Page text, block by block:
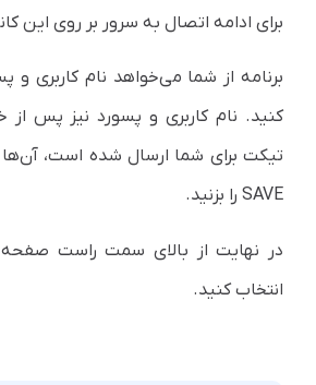
برای ادامه اتصال به سرور بر روی این
برنامه از شما می‌خواهد نام کاربری و
کنید. نام کاربری و پسورد نیز پس از
تیکت برای شما ارسال شده است، آن‌ها
SAVE را بزنید.
انتخاب کنید.